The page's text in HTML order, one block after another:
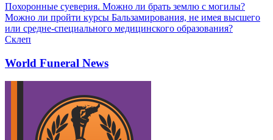
Похоронные суеверия. Можно ли брать землю с могилы?
Можно ли пройти курсы Бальзамирования, не имея высшего
или средне-специального медицинского образования?
Склеп
World Funeral News